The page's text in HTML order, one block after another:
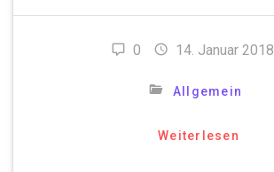
0 14. Januar 2018
Allgemein
Weiterlesen